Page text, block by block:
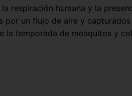
respiración humana y la
por un flujo de aire y capturados
la temporada de mosquitos y